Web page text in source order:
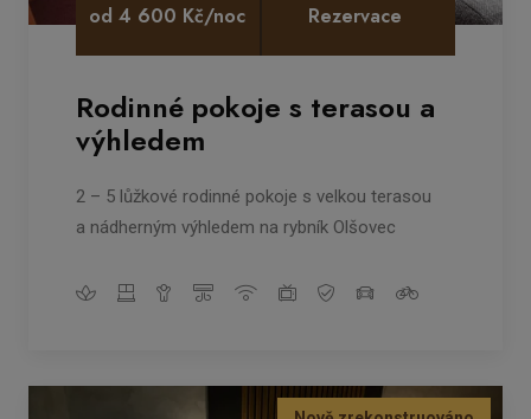
od 4 600 Kč/noc Rezervace
Rodinné pokoje s terasou a
výhledem
2 – 5 lůžkové rodinné pokoje s velkou terasou
a nádherným výhledem na rybník Olšovec